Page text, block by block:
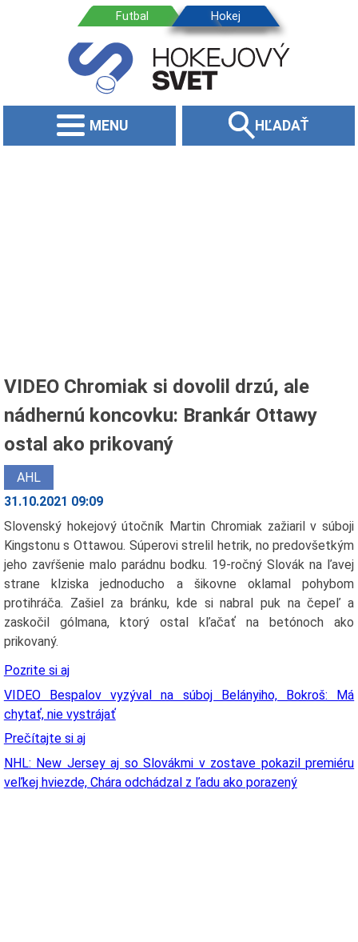
MENU HĽADAŤ
VIDEO Chromiak si dovolil drzú, ale
nádhernú koncovku: Brankár Ottawy
ostal ako prikovaný
AHL
31.10.2021 09:09
Slovenský hokejový útočník Martin Chromiak zažiaril v súboji
Kingstonu s Ottawou. Súperovi strelil hetrik, no predovšetkým
jeho zavŕšenie malo parádnu bodku. 19-ročný Slovák na ľavej
strane klziska jednoducho a šikovne oklamal pohybom
protihráča. Zašiel za bránku, kde si nabral puk na čepeľ a
zaskočil gólmana, ktorý ostal kľačať na betónoch ako
prikovaný.
Pozrite si aj
VIDEO Bespalov vyzýval na súboj Belányiho, Bokroš: Má
chytať, nie vystrájať
Prečítajte si aj
NHL: New Jersey aj so Slovákmi v zostave pokazil premiéru
veľkej hviezde, Chára odchádzal z ľadu ako porazený